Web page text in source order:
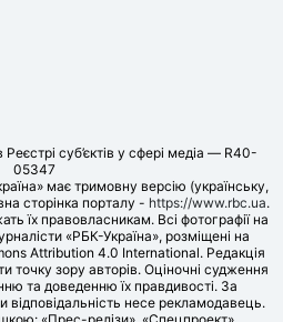
суб’єктів у сфері медіа — R40-
05347
має тримовну версію (українську,
сторінка порталу - https://www.rbc.ua.
їх правовласникам. Всі фотографії на
«РБК-Україна», розміщені на
Attribution 4.0 International. Редакція
точку зору авторів. Оціночні судження
та доведенню їх правдивості. За
відповідальність несе рекламодавець.